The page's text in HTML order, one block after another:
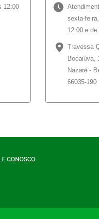
12:00
sexta-feira,
12:00 e
Travessa
Bocaiúva,
Nazaré -
66035-190
CONOSCO